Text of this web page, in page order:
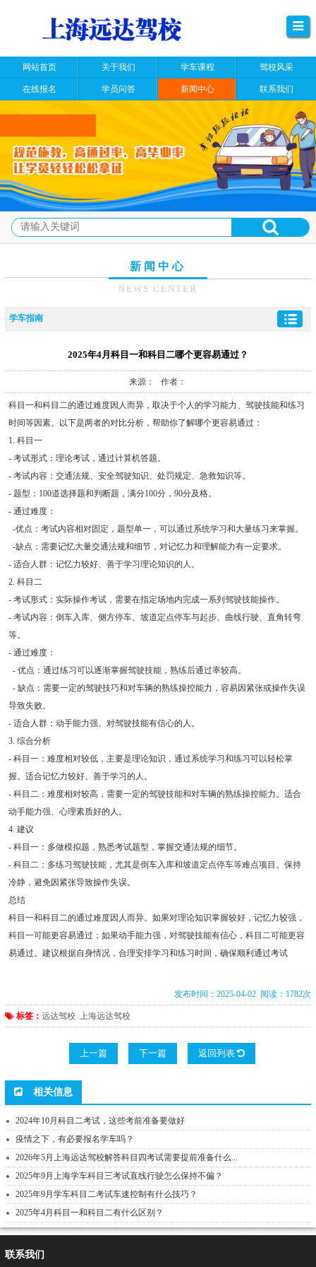
网站首页 关于我们 学车课程 驾校风采
在线报名 学员问答 新闻中心 联系我们
新闻中心
NEWS CENTER
学车指南
2025年4月科目一和科目二哪个更容易通过？
来源： 作者：
科目一和科目二的通过难度因人而异，取决于个人的学习能力、驾驶技能和练习
时间等因素。以下是两者的对比分析，帮助你了解哪个更容易通过：
1. 科目一
- 考试形式：理论考试，通过计算机答题。
- 考试内容：交通法规、安全驾驶知识、处罚规定、急救知识等。
- 题型：100道选择题和判断题，满分100分，90分及格。
- 通过难度：
-优点：考试内容相对固定，题型单一，可以通过系统学习和大量练习来掌握。
-缺点：需要记忆大量交通法规和细节，对记忆力和理解能力有一定要求。
- 适合人群：记忆力较好、善于学习理论知识的人。
2. 科目二
- 考试形式：实际操作考试，需要在指定场地内完成一系列驾驶技能操作。
- 考试内容：倒车入库、侧方停车、坡道定点停车与起步、曲线行驶、直角转弯
等。
- 通过难度：
- 优点：通过练习可以逐渐掌握驾驶技能，熟练后通过率较高。
- 缺点：需要一定的驾驶技巧和对车辆的熟练操控能力，容易因紧张或操作失误
导致失败。
- 适合人群：动手能力强、对驾驶技能有信心的人。
3. 综合分析
- 科目一：难度相对较低，主要是理论知识，通过系统学习和练习可以轻松掌
握。适合记忆力较好、善于学习的人。
- 科目二：难度相对较高，需要一定的驾驶技能和对车辆的熟练操控能力。适合
动手能力强、心理素质好的人。
4. 建议
- 科目一：多做模拟题，熟悉考试题型，掌握交通法规的细节。
- 科目二：多练习驾驶技能，尤其是倒车入库和坡道定点停车等难点项目。保持
冷静，避免因紧张导致操作失误。
总结
科目一和科目二的通过难度因人而异。如果对理论知识掌握较好，记忆力较强，
科目一可能更容易通过；如果动手能力强，对驾驶技能有信心，科目二可能更容
易通过。建议根据自身情况，合理安排学习和练习时间，确保顺利通过考试
发布时间：2025-04-02 阅读：1782次
标签： 远达驾校 上海远达驾校
上一篇 下一篇 返回列表
相关信息
2024年10月科目二考试，这些考前准备要做好
疫情之下，有必要报名学车吗？
2026年5月上海远达驾校解答科目四考试需要提前准备什么...
2025年9月上海学车科目三考试直线行驶怎么保持不偏？
2025年9月学车科目二考试车速控制有什么技巧？
2025年4月科目一和科目二有什么区别？
联系我们